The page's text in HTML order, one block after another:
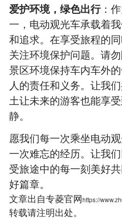
爱护环境，绿色出行：
一，电动观光车承载着
和追求。在享受旅程的
关注环境保护问题。请
景区环境保持车内车外
人的责任和义务。让我
土让未来的游客也能享
静。
愿我们每一次乘坐电动
一次难忘的经历。让我
受旅途中的每一刻美好
好篇章。
文章出自专菱官网https://
转载请注明出处。